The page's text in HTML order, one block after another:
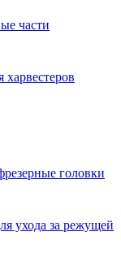
части
харвестеров
головки
ухода за режущей